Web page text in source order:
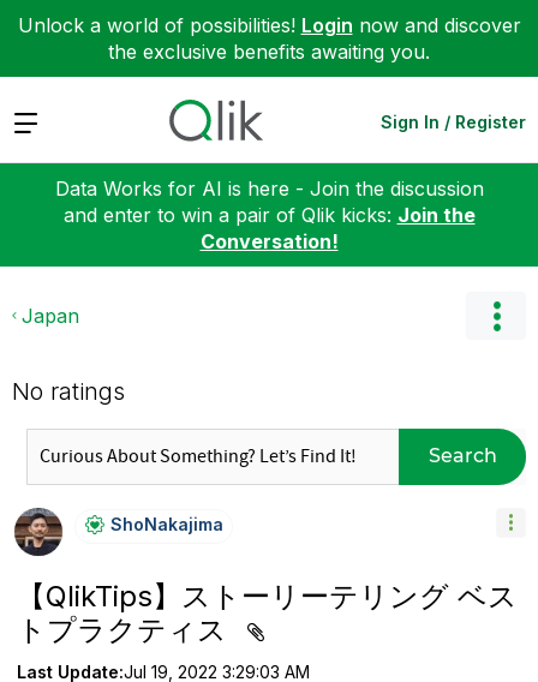
Unlock a world of possibilities! Login now and discover
the exclusive benefits awaiting you.
Expand Sign In / Register
Data Works for AI is here - Join the discussion
and enter to win a pair of Qlik kicks: Join the
Conversation!
Japan
No ratings
Search
ShoNakajima
【QlikTips】ストーリーテリング ベス
トプラクティス
Last Update:Jul 19, 2022 3:29:03 AM